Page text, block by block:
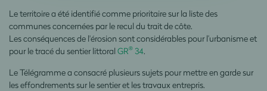
Le territoire a été identifié comme prioritaire sur la liste des
communes concernées par le recul du trait de côte.
Les conséquences de l'érosion sont considérables pour l’urbanisme et
pour le tracé du sentier littoral GR® 34.
Le Télégramme a consacré plusieurs sujets pour mettre en garde sur
les effondrements sur le sentier et les travaux entrepris.